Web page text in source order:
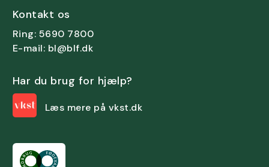
Kontakt os
Ring: 5690 7800
E-mail: bl@blf.dk
Har du brug for hjælp?
Læs mere på vkst.dk